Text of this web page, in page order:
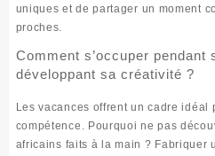
uniques et de partager un moment
proches.
Comment s’occuper pendant
développant sa créativité ?
Les vacances offrent un cadre
compétence. Pourquoi ne pas
africains faits à la main ? Fabriquer